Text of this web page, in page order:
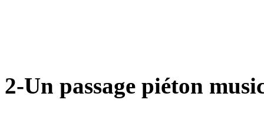
2-Un passage piéton